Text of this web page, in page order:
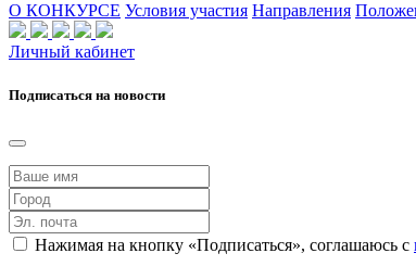
О КОНКУРСЕ Условия участия Направления
Личный кабинет
Подписаться на новости
Нажимая на кнопку «Подписаться», соглашаюсь с